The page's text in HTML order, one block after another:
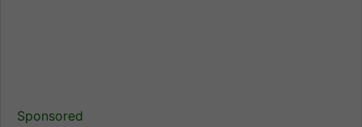
Sponsored